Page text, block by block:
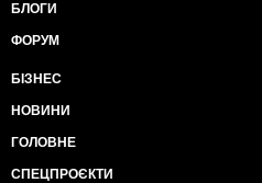
БЛОГИ
ФОРУМ
БІЗНЕС
НОВИНИ
ГОЛОВНЕ
СПЕЦПРОЄКТИ